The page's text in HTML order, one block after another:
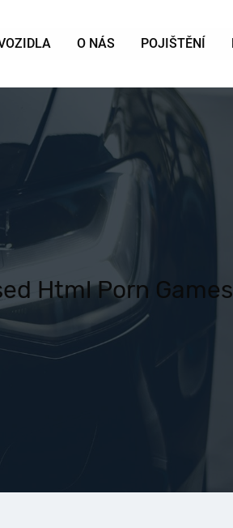
O NÁS POJIŠTĚNÍ
Html Porn Games